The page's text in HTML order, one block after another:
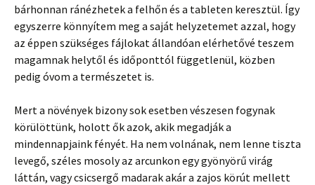
bárhonnan ránézhetek a felhőn és a tableten keresztül. Így
egyszerre könnyítem meg a saját helyzetemet azzal, hogy
az éppen szükséges fájlokat állandóan elérhetővé teszem
magamnak helytől és időponttól függetlenül, közben
pedig óvom a természetet is.
Mert a növények bizony sok esetben vészesen fogynak
körülöttünk, holott ők azok, akik megadják a
mindennapjaink fényét. Ha nem volnának, nem lenne tiszta
levegő, széles mosoly az arcunkon egy gyönyörű virág
láttán, vagy csicsergő madarak akár a zajos körút mellett